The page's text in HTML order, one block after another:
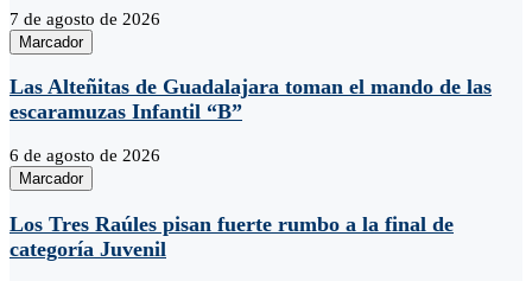
7 de agosto de 2026
Marcador
Las Alteñitas de Guadalajara toman el mando de las
escaramuzas Infantil “B”
6 de agosto de 2026
Marcador
Los Tres Raúles pisan fuerte rumbo a la final de
categoría Juvenil